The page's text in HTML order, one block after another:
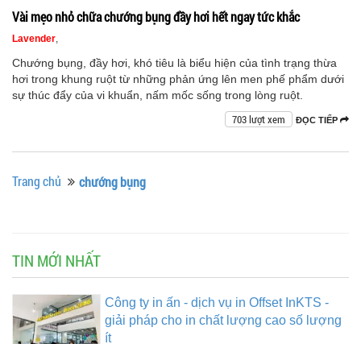
Vài mẹo nhỏ chữa chướng bụng đầy hơi hết ngay tức khắc
Lavender,
Chướng bụng, đầy hơi, khó tiêu là biểu hiện của tình trạng thừa
hơi trong khung ruột từ những phản ứng lên men phế phẩm dưới
sự thúc đẩy của vi khuẩn, nấm mốc sống trong lòng ruột.
ĐỌC TIẾP
703 lượt xem
Trang chủ chướng bụng
TIN MỚI NHẤT
Công ty in ấn - dịch vụ in Offset InKTS -
giải pháp cho in chất lượng cao số lượng
ít